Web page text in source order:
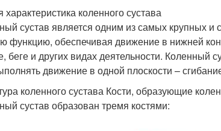
коленного сустава
сустав является одним из самых крупных и
функцию, обеспечивая движение в нижней
беге и других видах деятельности. Коленный
движение в одной плоскости –
коленного сустава Кости, образующие
сустав образован тремя костями: